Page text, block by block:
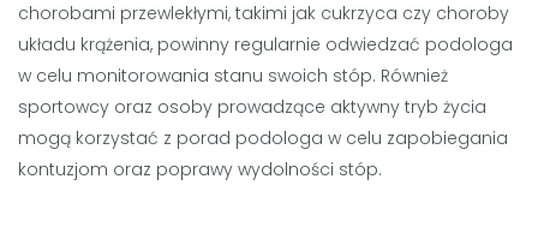
chorobami przewlekłymi, takimi jak cukrzyca czy choroby
układu krążenia, powinny regularnie odwiedzać podologa
w celu monitorowania stanu swoich stóp. Również
sportowcy oraz osoby prowadzące aktywny tryb życia
mogą korzystać z porad podologa w celu zapobiegania
kontuzjom oraz poprawy wydolności stóp.